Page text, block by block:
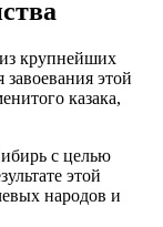
крупнейших
этой
казака,
с целью
этой
народов и